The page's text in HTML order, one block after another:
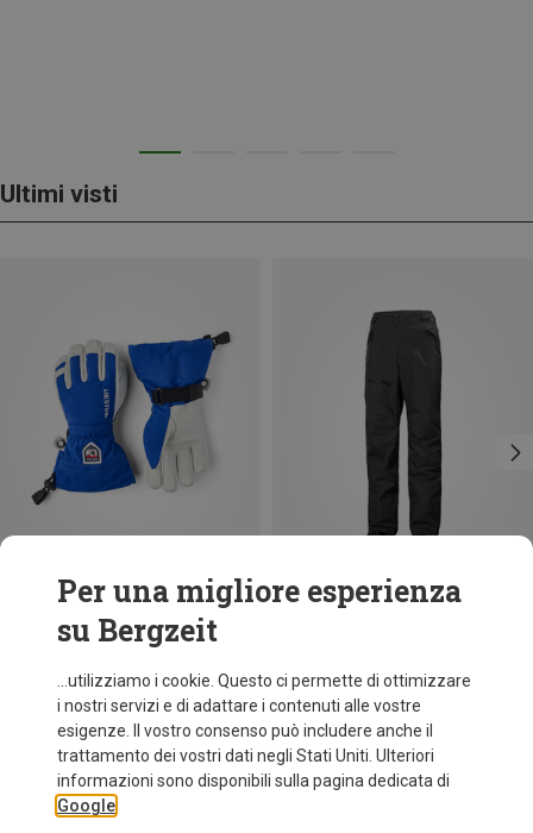
Ultimi visti
Risparmi 26%
Per una migliore esperienza
su Bergzeit
...utilizziamo i cookie. Questo ci permette di ottimizzare
i nostri servizi e di adattare i contenuti alle vostre
esigenze. Il vostro consenso può includere anche il
trattamento dei vostri dati negli Stati Uniti. Ulteriori
informazioni sono disponibili sulla pagina dedicata di
Google